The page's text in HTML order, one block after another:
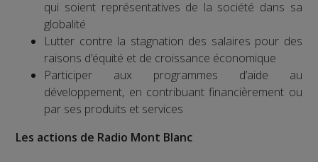
qui soient représentatives de la société dans sa
globalité
Lutter contre la stagnation des salaires pour des
raisons d’équité et de croissance économique
Participer aux programmes d’aide au
développement, en contribuant financièrement ou
par ses produits et services
Les actions de Radio Mont Blanc